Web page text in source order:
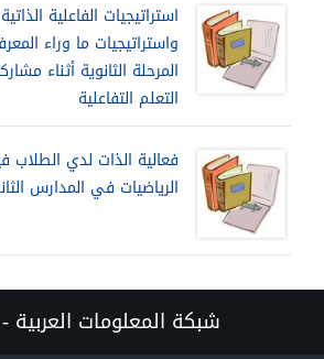
استراتيجيات الفاعلية
واستراتيجيات ما وراء
المرحلة الثانوية أثناء
التعلم التفاعلية
فعالية الذات لدي الطلاب
الرياضيات في المدارس
شبكة المعلومات العربية